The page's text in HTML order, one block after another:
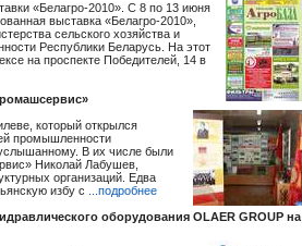
«Белагро-2010». С 8 по 13 июня
выставка «Белагро-2010»,
сельского хозяйства и
Республики Беларусь. На этот
на проспекте Победителей, 14 в
который открылся
промышленности
В их числе были
Николай Лабушев,
организаций. Едва
избу с
...подробнее
оборудования OLAER GROUP на